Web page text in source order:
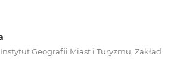
Geografii Miast i Turyzmu, Zakład